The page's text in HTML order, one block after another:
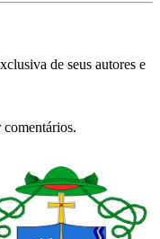
de seus autores e
comentários.